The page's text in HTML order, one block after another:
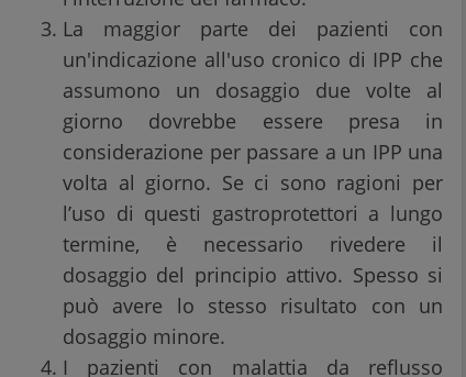
La maggior parte dei pazienti con
un'indicazione all'uso cronico di IPP che
assumono un dosaggio due volte al
giorno dovrebbe essere presa in
considerazione per passare a un IPP una
volta al giorno. Se ci sono ragioni per
l’uso di questi gastroprotettori a lungo
termine, è necessario rivedere il
dosaggio del principio attivo. Spesso si
può avere lo stesso risultato con un
dosaggio minore.
I pazienti con malattia da reflusso